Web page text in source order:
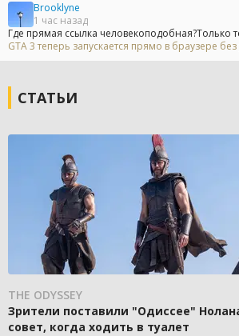
Brooklyne
1 час назад
Где прямая ссылка человекоподобная?Только
GTA 3 теперь запускается прямо в браузере без
СТАТЬИ
THE ODYSSEY
Зрители поставили "Одиссее"
совет, когда ходить в туалет